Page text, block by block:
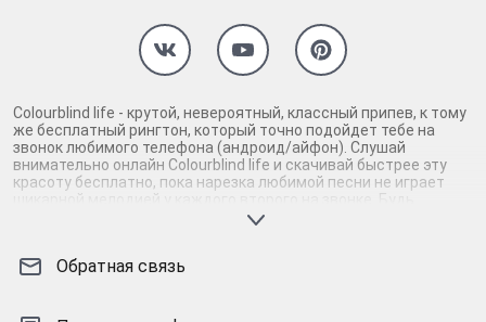
Colourblind life - крутой, невероятный, классный припев, к тому
же бесплатный рингтон, который точно подойдет тебе на
звонок любимого телефона (андроид/айфон). Слушай
внимательно онлайн Colourblind life и скачивай быстрее эту
красоту бесплатно, пока нарезка любимой песни не играет
шикарной мелодией у каждого второго на звонке. Будь
первым, кто скачает бесплатно сей шедевр музыки и оценит
песни на звонок телефона, ну, или m4r мелодию на айфон
Обратная связь